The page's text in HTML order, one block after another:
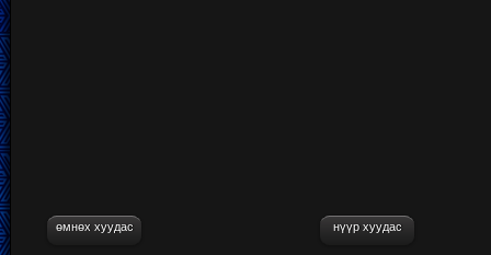
өмнөх хуудас нүүр хуудас